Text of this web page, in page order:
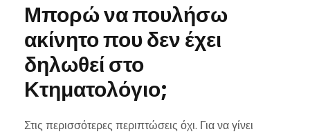
Μπορώ να πουλήσω
ακίνητο που δεν έχει
δηλωθεί στο
Κτηματολόγιο;
Στις περισσότερες περιπτώσεις όχι. Για να γίνει